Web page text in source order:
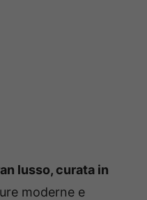
lusso, curata in
moderne e